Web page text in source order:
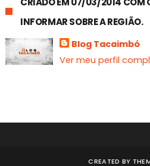
INFORMAR SOBRE A REGIÃO.
Blog Tacaimbó
Ver meu perfil
CREATED BY